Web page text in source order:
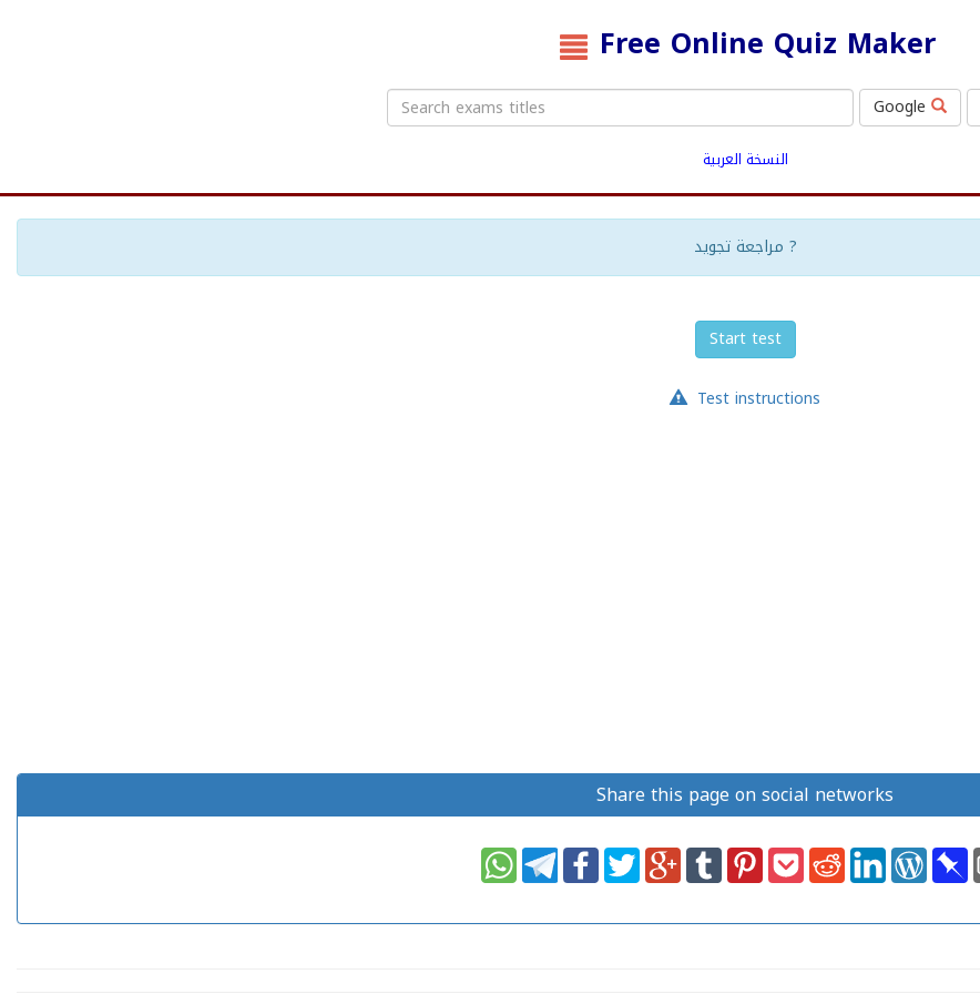
Free Online Quiz Maker
Google
النسخة العربية
مراجعة تجويد ?
Start test
Test instructions
Share this page on social networks